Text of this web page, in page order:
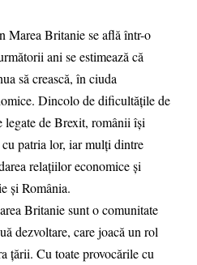
Marea Britanie se află într-o
ani se estimează că
să crească, în ciuda
Dincolo de dificultățile de
de Brexit, românii își
patria lor, iar mulți dintre
relațiilor economice și
și România.
Britanie sunt o comunitate
dezvoltare, care joacă un rol
țării. Cu toate provocările cu